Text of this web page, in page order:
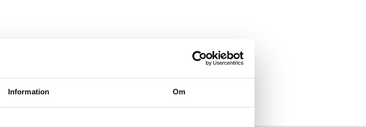
Information Om